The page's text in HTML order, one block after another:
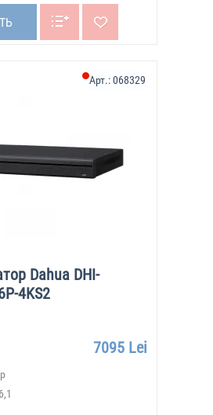
Dahua DHI-
4KS2
Арт.:068329
7095 Lei